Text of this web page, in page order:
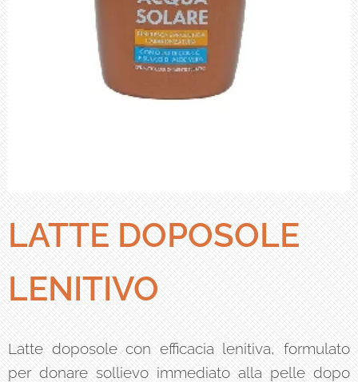
LATTE DOPOSOLE
LENITIVO
Latte doposole con efficacia lenitiva, formulato
per donare sollievo immediato alla pelle dopo